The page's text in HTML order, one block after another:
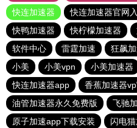
快连加速器
快连加速器官网
快鸭加速器
快柠檬加速器
软件中心
雷霆加速 狂飙
小美
小美vpn 小美加速器
快连加速器app
香蕉加速器
油管加速器永久免费版
飞驰
原子加速app下载安装
闪电